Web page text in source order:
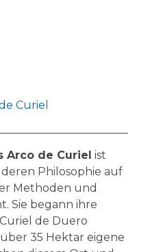
Curiel
Arco de Curiel ist
Philosophie auf
Methoden und
Sie begann ihre
de Duero
35 Hektar eigene